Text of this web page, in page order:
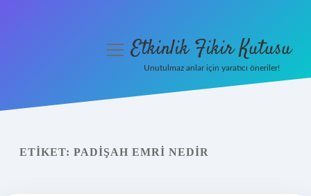
Yasal Uyarı
menüyüEtkinlik Fikir Kutusu
Unutulmaz anlar için yaratıcı öneriler!
ETIKET: PADIŞAH EMRI NEDIR